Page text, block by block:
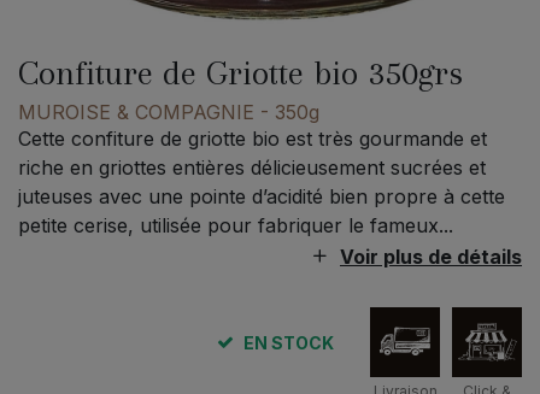
Confiture de Griotte bio 350grs
MUROISE & COMPAGNIE - 350g
Cette confiture de griotte bio est très gourmande et
riche en griottes entières délicieusement sucrées et
juteuses avec une pointe d’acidité bien propre à cette
petite cerise, utilisée pour fabriquer le fameux...
Voir plus de détails
EN STOCK